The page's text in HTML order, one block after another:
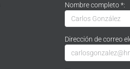
Nombre completo *:
Dirección de correo